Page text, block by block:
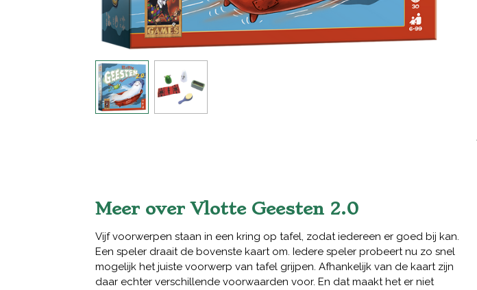
Meer over Vlotte Geesten 2.0
Vijf voorwerpen staan in een kring op tafel, zodat iedereen er goed bij kan.
Een speler draait de bovenste kaart om. Iedere speler probeert nu zo snel
mogelijk het juiste voorwerp van tafel grijpen. Afhankelijk van de kaart zijn
daar echter verschillende voorwaarden voor. En dat maakt het er niet